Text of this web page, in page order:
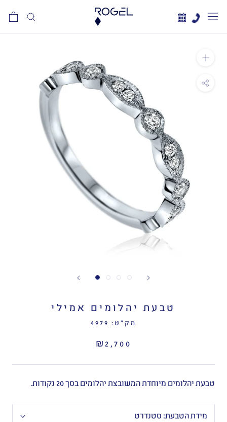
לתוכן
טבעת יהלומים אמילי
מק"ט: 4979
₪2,700
טבעת יהלומים מיוחדת המשובצת יהלומים בסך 20 נקודות.
מידת הטבעת: סטנדרט